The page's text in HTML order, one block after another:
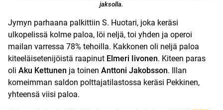
jaksolla.
Jymyn parhaana palkittiin S. Huotari, joka keräsi
ulkopelissä kolme paloa, löi neljä, toi yhden ja operoi
mailan varressa 78% tehoilla. Kakkonen oli neljä paloa
kiteeläisetenijöistä raapinut Elmeri Iivonen. Kiteen paras
oli Aku Kettunen ja toinen Anttoni Jakobsson. Illan
komeimman saldon polttajatilastossa keräsi Pekkinen,
yhteensä viisi paloa.